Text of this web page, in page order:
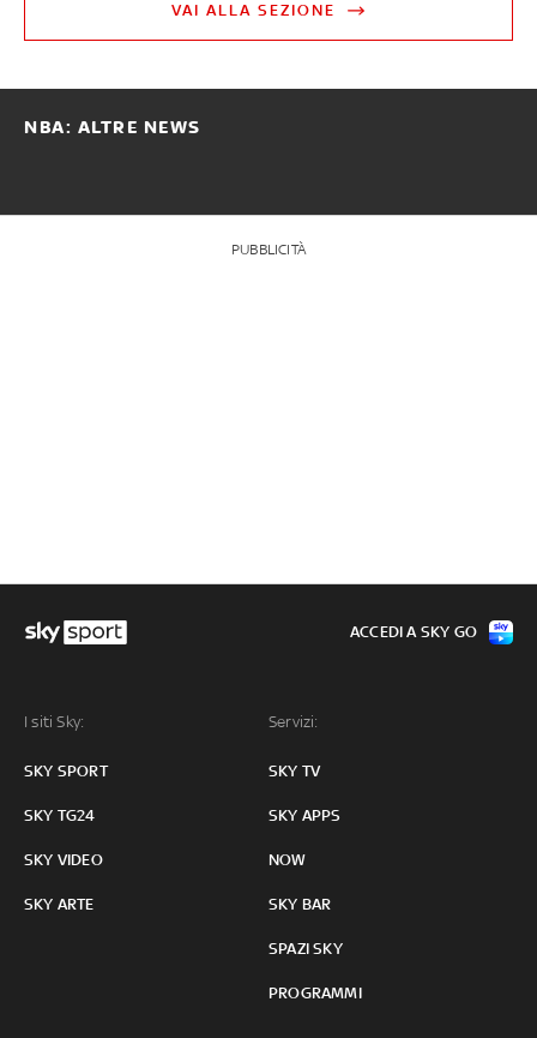
VAI ALLA SEZIONE
NBA: ALTRE NEWS
PUBBLICITÀ
I siti Sky:
SKY SPORT
SKY TG24
SKY VIDEO
SKY ARTE
Servizi:
SKY TV
SKY APPS
NOW
SKY BAR
SPAZI SKY
PROGRAMMI
ACCEDI A SKY GO